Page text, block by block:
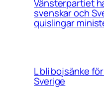
Vänsterpartiet
svenskar och
quislingar
L bli bojsänke
Sverige